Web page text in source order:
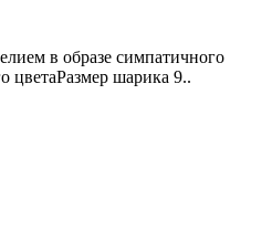
в образе симпатичного
цветаРазмер шарика 9..